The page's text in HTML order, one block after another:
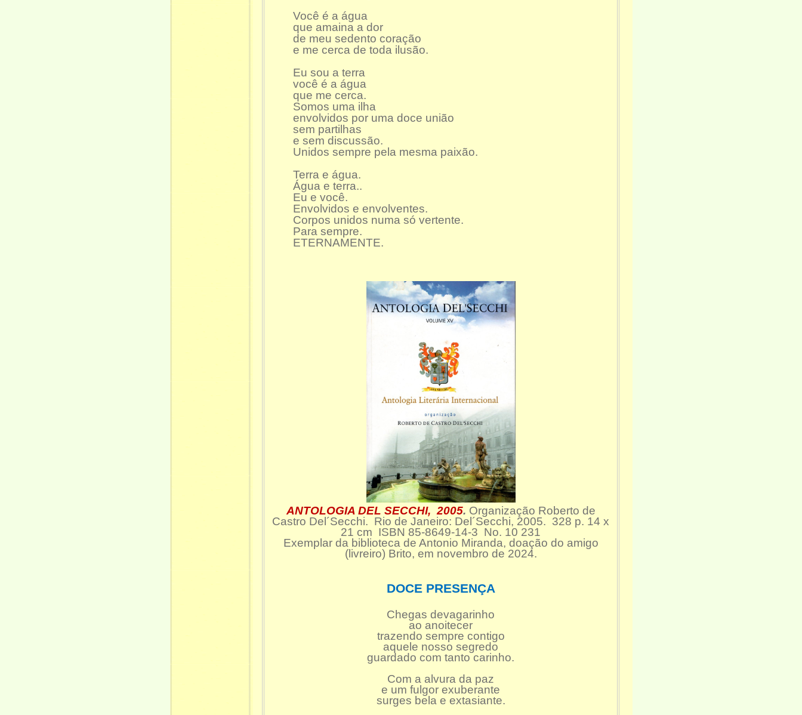
Você é a água
que amaina a dor
de meu sedento coração
e me cerca de toda ilusão.
Eu sou a terra
você é a água
que me cerca.
Somos uma ilha
envolvidos por uma doce união
sem partilhas
e sem discussão.
Unidos sempre pela mesma paixão.
Terra e água.
Água e terra..
Eu e você.
Envolvidos e envolventes.
Corpos unidos numa só vertente.
Para sempre.
ETERNAMENTE.
ANTOLOGIA DEL SECCHI, 2005. Organização Roberto de
Castro Del´Secchi. Rio de Janeiro: Del´Secchi, 2005. 328 p. 14 x
21 cm ISBN 85-8649-14-3 No. 10 231
Exemplar da biblioteca de Antonio Miranda, doação do amigo
(livreiro) Brito, em novembro de 2024.
DOCE PRESENÇA
Chegas devagarinho
ao anoitecer
trazendo sempre contigo
aquele nosso segredo
guardado com tanto carinho.
Com a alvura da paz
e um fulgor exuberante
surges bela e extasiante.